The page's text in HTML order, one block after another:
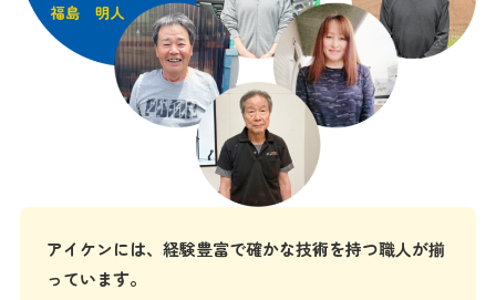
アイケンには、経験豊富で確かな技術を持つ職人が揃
っています。